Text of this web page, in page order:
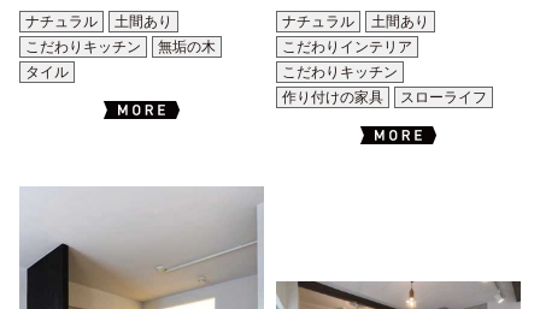
ナチュラル
土間あり
こだわりキッチン
無垢の木
タイル
ナチュラル
土間あり
こだわりインテリア
こだわりキッチン
作り付けの家具
スローライフ